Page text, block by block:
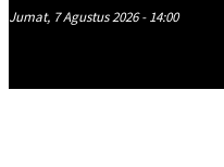
Jumat, 7 Agustus 2026 - 14:00